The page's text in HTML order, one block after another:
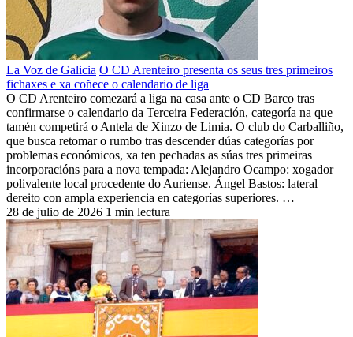
La Voz de Galicia O CD Arenteiro presenta os seus tres primeiros
fichaxes e xa coñece o calendario de liga
O CD Arenteiro comezará a liga na casa ante o CD Barco tras
confirmarse o calendario da Terceira Federación, categoría na que
tamén competirá o Antela de Xinzo de Limia. O club do Carballiño,
que busca retomar o rumbo tras descender dúas categorías por
problemas económicos, xa ten pechadas as súas tres primeiras
incorporacións para a nova tempada: Alejandro Ocampo: xogador
polivalente local procedente do Auriense. Ángel Bastos: lateral
dereito con ampla experiencia en categorías superiores. …
28 de julio de 2026 1 min lectura